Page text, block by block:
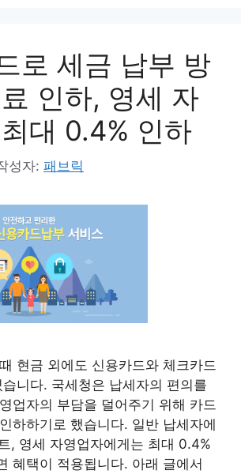
로 세금 납부 방
인하, 영세 자
대 0.4% 인하
성자: 패브릭
현금 외에도 신용카드와 체크카드
니다. 국세청은 납세자의 편의를
업자의 부담을 덜어주기 위해 카드
하하기로 했습니다. 일반 납세자에
, 영세 자영업자에게는 최대 0.4%
혜택이 적용됩니다. 아래 글에서